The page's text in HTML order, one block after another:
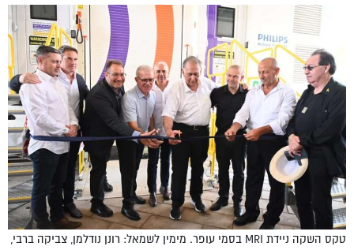
טקס השקה ניידת MRI בסמי עופר. מימין לשמאל: רונן נודלמן, צביקה ברבי,